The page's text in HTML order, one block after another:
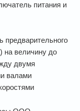
питания и
предварительного
на величину до
двумя
валами